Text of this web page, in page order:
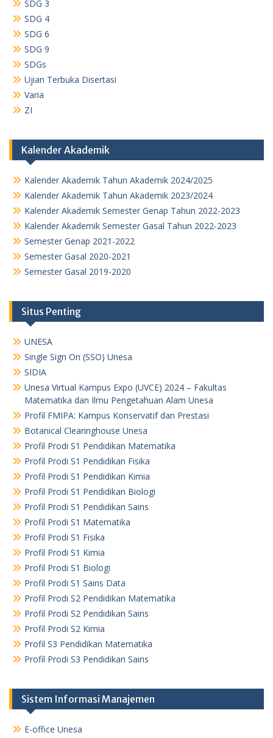
SDG 3
SDG 4
SDG 6
SDG 9
SDGs
Ujian Terbuka Disertasi
Varia
ZI
Kalender Akademik
Kalender Akademik Tahun Akademik 2024/2025
Kalender Akademik Tahun Akademik 2023/2024
Kalender Akademik Semester Genap Tahun 2022-2023
Kalender Akademik Semester Gasal Tahun 2022-2023
Semester Genap 2021-2022
Semester Gasal 2020-2021
Semester Gasal 2019-2020
Situs Penting
UNESA
Single Sign On (SSO) Unesa
SIDIA
Unesa Virtual Kampus Expo (UVCE) 2024 – Fakultas
Matematika dan Ilmu Pengetahuan Alam Unesa
Profil FMIPA: Kampus Konservatif dan Prestasi
Botanical Clearinghouse Unesa
Profil Prodi S1 Pendidikan Matematika
Profil Prodi S1 Pendidikan Fisika
Profil Prodi S1 Pendidikan Kimia
Profil Prodi S1 Pendidikan Biologi
Profil Prodi S1 Pendidikan Sains
Profil Prodi S1 Matematika
Profil Prodi S1 Fisika
Profil Prodi S1 Kimia
Profil Prodi S1 Biologi
Profil Prodi S1 Sains Data
Profil Prodi S2 Pendidikan Matematika
Profil Prodi S2 Pendidikan Sains
Profil Prodi S2 Kimia
Profil S3 Pendidikan Matematika
Profil Prodi S3 Pendidikan Sains
Sistem Informasi Manajemen
E-office Unesa